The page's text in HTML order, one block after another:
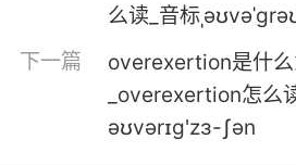
冒充者得到了止痛药 药房会
么读_音标
下一篇
overexertion是什
_overexertion怎么
əʊvərɪg'zɜ-ʃən